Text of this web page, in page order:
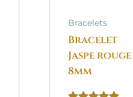
Bracelets
Bracelet
Jaspe rouge
8mm